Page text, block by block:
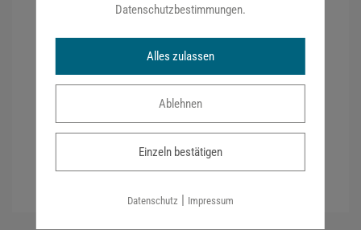
Die Fachkanzlei ist Mitglied in einem bundesweiten
Datenschutzbestimmungen.
Alles zulassen
Ablehnen
Einzeln bestätigen
Datenschutz | Impressum